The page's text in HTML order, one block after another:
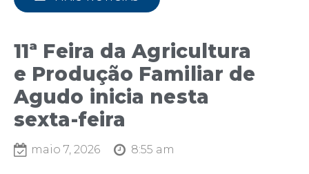
11ª Feira da Agricultura
e Produção Familiar de
Agudo inicia nesta
sexta-feira
maio 7, 2026 8:55 am